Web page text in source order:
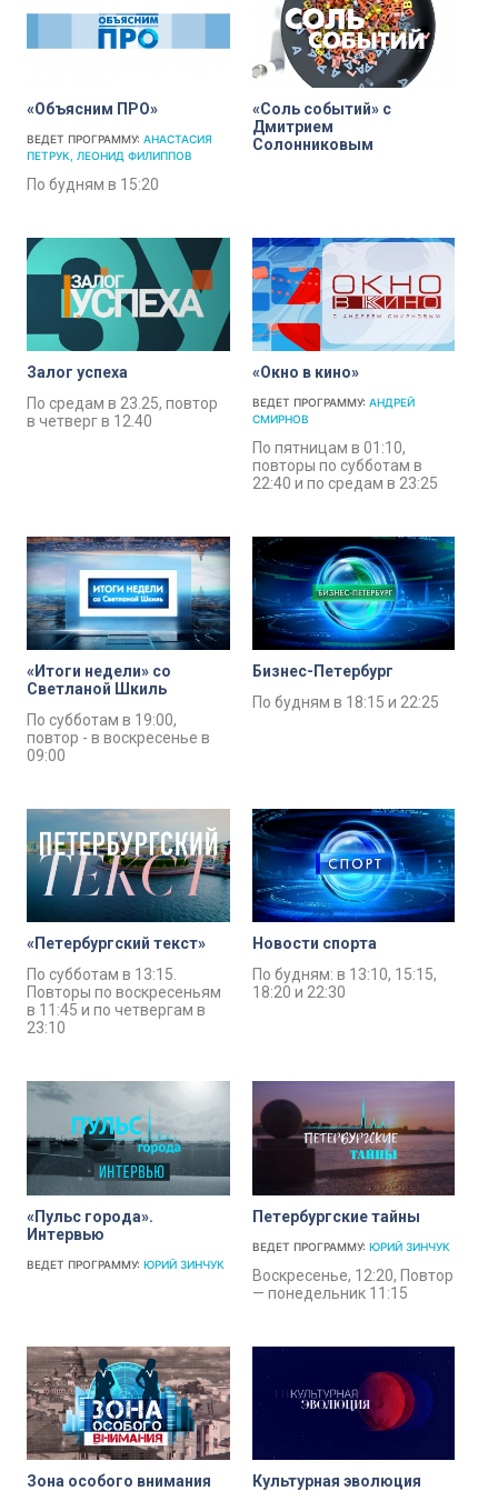
«Объясним ПРО»
ВЕДЕТ ПРОГРАММУ: АНАСТАСИЯ
ПЕТРУК
ЛЕОНИД ФИЛИППОВ
По будням в 15:20
«Соль событий» с
Дмитрием
Солонниковым
Залог успеха
По средам в 23.25, повтор
в четверг в 12.40
«Окно в кино»
ВЕДЕТ ПРОГРАММУ: АНДРЕЙ
СМИРНОВ
По пятницам в 01:10,
повторы по субботам в
22:40 и по средам в 23:25
«Итоги недели» со
Светланой Шкиль
По субботам в 19:00,
повтор - в воскресенье в
09:00
Бизнес-Петербург
По будням в 18:15 и 22:25
«Петербургский текст»
По субботам в 13:15.
Повторы по воскресеньям
в 11:45 и по четвергам в
23:10
Новости спорта
По будням: в 13:10, 15:15,
18:20 и 22:30
«Пульс города».
Интервью
ВЕДЕТ ПРОГРАММУ: ЮРИЙ ЗИНЧУК
Петербургские тайны
ВЕДЕТ ПРОГРАММУ: ЮРИЙ ЗИНЧУК
Воскресенье, 12:20, Повтор
— понедельник 11:15
Зона особого внимания
Культурная эволюция